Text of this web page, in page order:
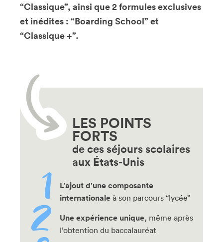
“Classique”, ainsi que 2 formules exclusives
et inédites : “Boarding School” et
“Classique +”.
LES POINTS
FORTS
de ces séjours scolaires
aux États-Unis
L’ajout d’une composante
internationale à son parcours “lycée”
Une expérience unique, même après
l’obtention du baccalauréat